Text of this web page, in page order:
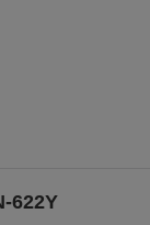
622Y